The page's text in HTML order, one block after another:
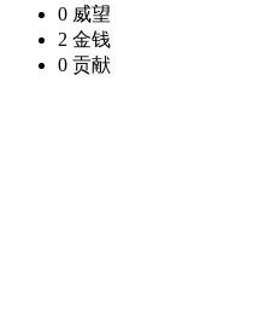
0 威望
2 金钱
0 贡献